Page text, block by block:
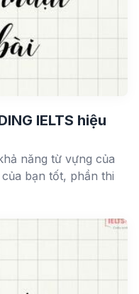
IELTS hiệu
năng từ vựng của
bạn tốt, phần thi